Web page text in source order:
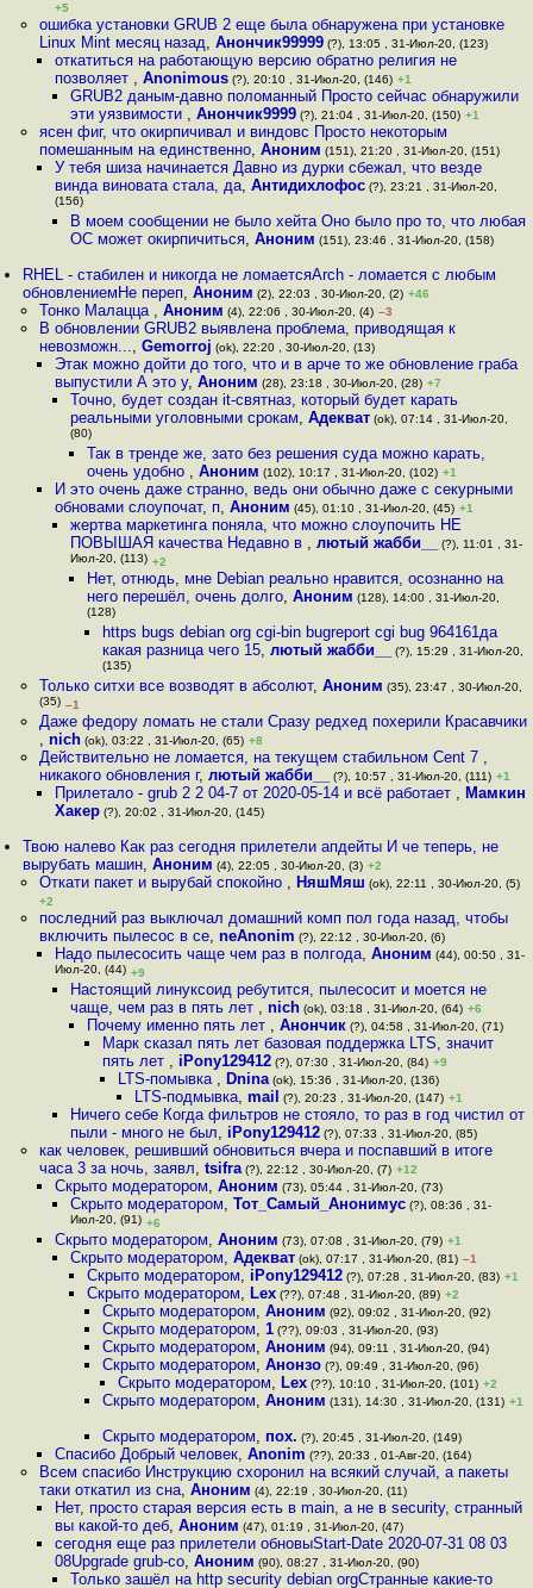
+5
ошибка установки GRUB 2 еще была обнаружена при установке
Linux Mint месяц назад, Анончик99999(?), 13:05 , 31-Июл-20, (123)
откатиться на работающую версию обратно религия не
позволяет , Anonimous(?), 20:10 , 31-Июл-20, (146) +1
GRUB2 даным-давно поломанный Просто сейчас обнаружили
эти уязвимости ,Анончик9999 (?), 21:04 , 31-Июл-20, (150) +1
ясен фиг, что окирпичивал и виндовс Просто некоторым
помешанным на единственно, Аноним (151), 21:20 , 31-Июл-20, (151)
У тебя шиза начинается Давно из дурки сбежал, что везде
винда виновата стала, да, Антидихлофос(?), 23:21 , 31-Июл-20,
(156)
В моем сообщении не было хейта Оно было про то, что любая
ОС может окирпичиться,Аноним (151), 23:46 , 31-Июл-20, (158)
RHEL - стабилен и никогда не ломаетсяArch - ломается с любым
обновлениемНе переп,Аноним (2), 22:03 , 30-Июл-20, (2) +46
Тонко Малацца , Аноним (4), 22:06 , 30-Июл-20, (4) –3
В обновлении GRUB2 выявлена проблема, приводящая к
невозможн..., Gemorroj (ok), 22:20 , 30-Июл-20, (13)
Этак можно дойти до того, что и в арче то же обновление граба
выпустили А это у, Аноним (28), 23:18 , 30-Июл-20, (28) +7
Точно, будет создан it-святназ, который будет карать
реальными уголовными срокам,Адекват (ok), 07:14 , 31-Июл-20,
(80)
Так в тренде же, зато без решения суда можно карать,
очень удобно , Аноним (102), 10:17 , 31-Июл-20, (102) +1
И это очень даже странно, ведь они обычно даже с секурными
обновами слоупочат, п, Аноним (45), 01:10 , 31-Июл-20, (45) +1
жертва маркетинга поняла, что можно слоупочить НЕ
ПОВЫШАЯ качества Недавно в ,лютый жабби__ (?), 11:01 , 31-
Июл-20, (113) +2
Нет, отнюдь, мне Debian реально нравится, осознанно на
него перешёл, очень долго, Аноним (128), 14:00 , 31-Июл-20,
(128)
https bugs debian org cgi-bin bugreport cgi bug 964161да
какая разница чего 15, лютый жабби__ (?), 15:29 , 31-Июл-20,
(135)
Только ситхи все возводят в абсолют, Аноним (35), 23:47 , 30-Июл-20,
(35) –1
Даже федору ломать не стали Сразу редхед похерили Красавчики
, nich(ok), 03:22 , 31-Июл-20, (65) +8
Действительно не ломается, на текущем стабильном Cent 7 ,
никакого обновления г, лютый жабби__ (?), 10:57 , 31-Июл-20, (111) +1
Прилетало - grub 2 2 04-7 от 2020-05-14 и всё работает , Мамкин
Хакер(?), 20:02 , 31-Июл-20, (145)
Твою налево Как раз сегодня прилетели апдейты И че теперь, не
вырубать машин,Аноним (4), 22:05 , 30-Июл-20, (3) +2
Откати пакет и вырубай спокойно , НяшМяш (ok), 22:11 , 30-Июл-20, (5)
+2
последний раз выключал домашний комп пол года назад, чтобы
включить пылесос в се, neAnonim (?), 22:12 , 30-Июл-20, (6)
Надо пылесосить чаще чем раз в полгода, Аноним (44), 00:50 , 31-
Июл-20, (44) +9
Настоящий линуксоид ребутится, пылесосит и моется не
чаще, чем раз в пять лет ,nich (ok), 03:18 , 31-Июл-20, (64) +6
Почему именно пять лет , Анончик(?), 04:58 , 31-Июл-20, (71)
Марк сказал пять лет базовая поддержка LTS, значит
пять лет , iPony129412(?), 07:30 , 31-Июл-20, (84) +9
LTS-помывка , Dnina (ok), 15:36 , 31-Июл-20, (136)
LTS-подмывка, mail (?), 20:23 , 31-Июл-20, (147) +1
Ничего себе Когда фильтров не стояло, то раз в год чистил от
пыли - много не был, iPony129412 (?), 07:33 , 31-Июл-20, (85)
как человек, решивший обновиться вчера и поспавший в итоге
часа 3 за ночь, заявл, tsifra(?), 22:12 , 30-Июл-20, (7) +12
Скрыто модератором, Аноним (73), 05:44 , 31-Июл-20, (73)
Скрыто модератором,Тот_Самый_Анонимус (?), 08:36 , 31-
Июл-20, (91) +6
Скрыто модератором, Аноним (73), 07:08 , 31-Июл-20, (79) +1
Скрыто модератором,Адекват (ok), 07:17 , 31-Июл-20, (81) –1
Скрыто модератором, iPony129412(?), 07:28 , 31-Июл-20, (83) +1
Скрыто модератором, Lex(??), 07:48 , 31-Июл-20, (89) +2
Скрыто модератором, Аноним (92), 09:02 , 31-Июл-20, (92)
Скрыто модератором, 1(??), 09:03 , 31-Июл-20, (93)
Скрыто модератором, Аноним (94), 09:11 , 31-Июл-20, (94)
Скрыто модератором, Анонзо(?), 09:49 , 31-Июл-20, (96)
Скрыто модератором, Lex (??), 10:10 , 31-Июл-20, (101) +2
Скрыто модератором, Аноним (131), 14:30 , 31-Июл-20, (131) +1
Скрыто модератором, пох. (?), 20:45 , 31-Июл-20, (149)
Спасибо Добрый человек, Anonim (??), 20:33 , 01-Авг-20, (164)
Всем спасибо Инструкцию схоронил на всякий случай, а пакеты
таки откатил из сна, Аноним (4), 22:19 , 30-Июл-20, (11)
Нет, просто старая версия есть в main, а не в security, cтранный
вы какой-то деб, Аноним (47), 01:19 , 31-Июл-20, (47)
сегодня еще раз прилетели обновыStart-Date 2020-07-31 08 03
08Upgrade grub-co, Аноним (90), 08:27 , 31-Июл-20, (90)
Только зашёл на http security debian orgСтранные какие-то